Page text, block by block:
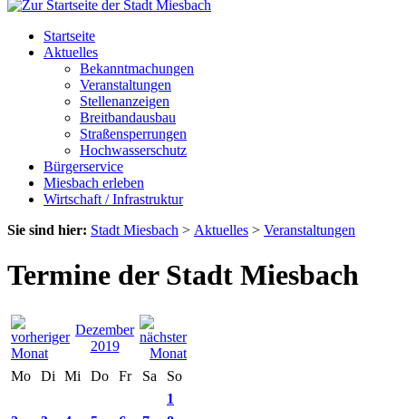
Startseite
Aktuelles
Bekanntmachungen
Veranstaltungen
Stellenanzeigen
Breitbandausbau
Straßensperrungen
Hochwasserschutz
Bürgerservice
Miesbach erleben
Wirtschaft / Infrastruktur
Sie sind hier: Stadt Miesbach > Aktuelles > Veranstaltungen
Termine der Stadt Miesbach
Dezember
2019
Mo
Di Mi Do Fr Sa
So
1